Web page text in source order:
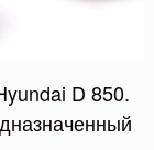
D 850.